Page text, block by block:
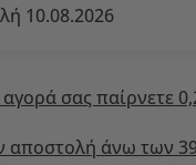
10.08.2026
σας παίρνετε
αποστολή άνω των